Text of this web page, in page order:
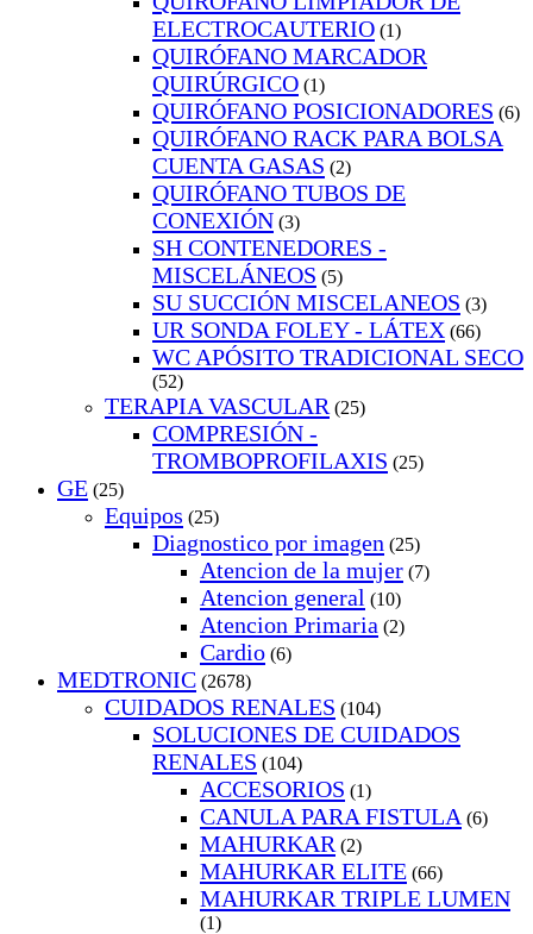
ELECTROCAUTERIO (1)
QUIRÓFANO MARCADOR
QUIRÚRGICO (1)
QUIRÓFANO POSICIONADORES (6)
QUIRÓFANO RACK PARA BOLSA
CUENTA GASAS (2)
QUIRÓFANO TUBOS DE
CONEXIÓN (3)
SH CONTENEDORES -
MISCELÁNEOS (5)
SU SUCCIÓN MISCELANEOS (3)
UR SONDA FOLEY - LÁTEX (66)
WC APÓSITO TRADICIONAL SECO
(52)
TERAPIA VASCULAR (25)
COMPRESIÓN -
TROMBOPROFILAXIS (25)
GE (25)
Equipos (25)
Diagnostico por imagen (25)
Atencion de la mujer (7)
Atencion general (10)
Atencion Primaria (2)
Cardio (6)
MEDTRONIC (2678)
CUIDADOS RENALES (104)
SOLUCIONES DE CUIDADOS
RENALES (104)
ACCESORIOS (1)
CANULA PARA FISTULA (6)
MAHURKAR (2)
MAHURKAR ELITE (66)
MAHURKAR TRIPLE LUMEN
(1)